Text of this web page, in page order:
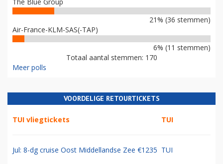
21% (36 stemmen)
Air-France-KLM-SAS(-TAP)
6% (11 stemmen)
Totaal aantal stemmen: 170
Meer polls
VOORDELIGE RETOURTICKETS
TUI vliegtickets TUI
Jul: 8-dg cruise Oost Middellandse Zee €1235 TUI